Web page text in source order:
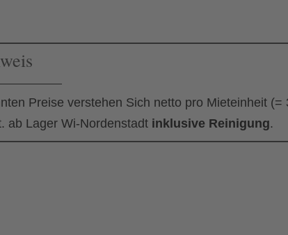
Preise verstehen Sich netto pro Mieteinheit
ab Lager Wi-Nordenstadt inklusive Reinigung.